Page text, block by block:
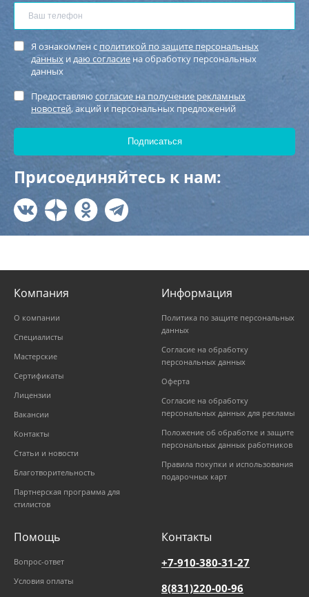
Я ознакомлен с политикой по защите персональных
данных идаю согласие на обработку персональных
данных
Предоставляю согласие на получение рекламных
новостей, акций и персональных предложений
Присоединяйтесь к нам:
Компания
О компании
Специалисты
Мастерские
Сертификаты
Лицензии
Вакансии
Контакты
Статьи и новости
Благотворительность
Партнерская программа для
стилистов
Информация
Политика по защите персональных
данных
Согласие на обработку
персональных данных
Оферта
Согласие на обработку
персональных данных для рекламы
Положение об обработке и защите
персональных данных работников
Правила покупки и использования
подарочных карт
Помощь
Вопрос-ответ
Условия оплаты
Контакты
+7-910-380-31-27
8(831)220-00-96